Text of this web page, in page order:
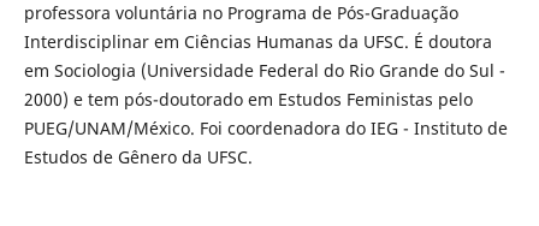
professora voluntária no Programa de Pós-Graduação
Interdisciplinar em Ciências Humanas da UFSC. É doutora
em Sociologia (Universidade Federal do Rio Grande do Sul -
2000) e tem pós-doutorado em Estudos Feministas pelo
PUEG/UNAM/México. Foi coordenadora do IEG - Instituto de
Estudos de Gênero da UFSC.